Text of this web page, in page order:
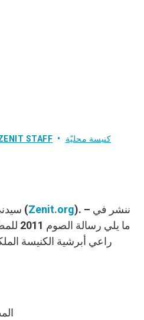
STAFF كنيسة محليّة
سيدني، الثلاثاء 15 مارس 2011 (Zenit.org). – ننشر في
ما
راعي أبرشية الكنيسة